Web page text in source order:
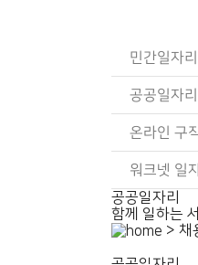
민간일자리
공공일자리
온라인 구
워크넷 일
공공일자리
함께 일하는
> 채